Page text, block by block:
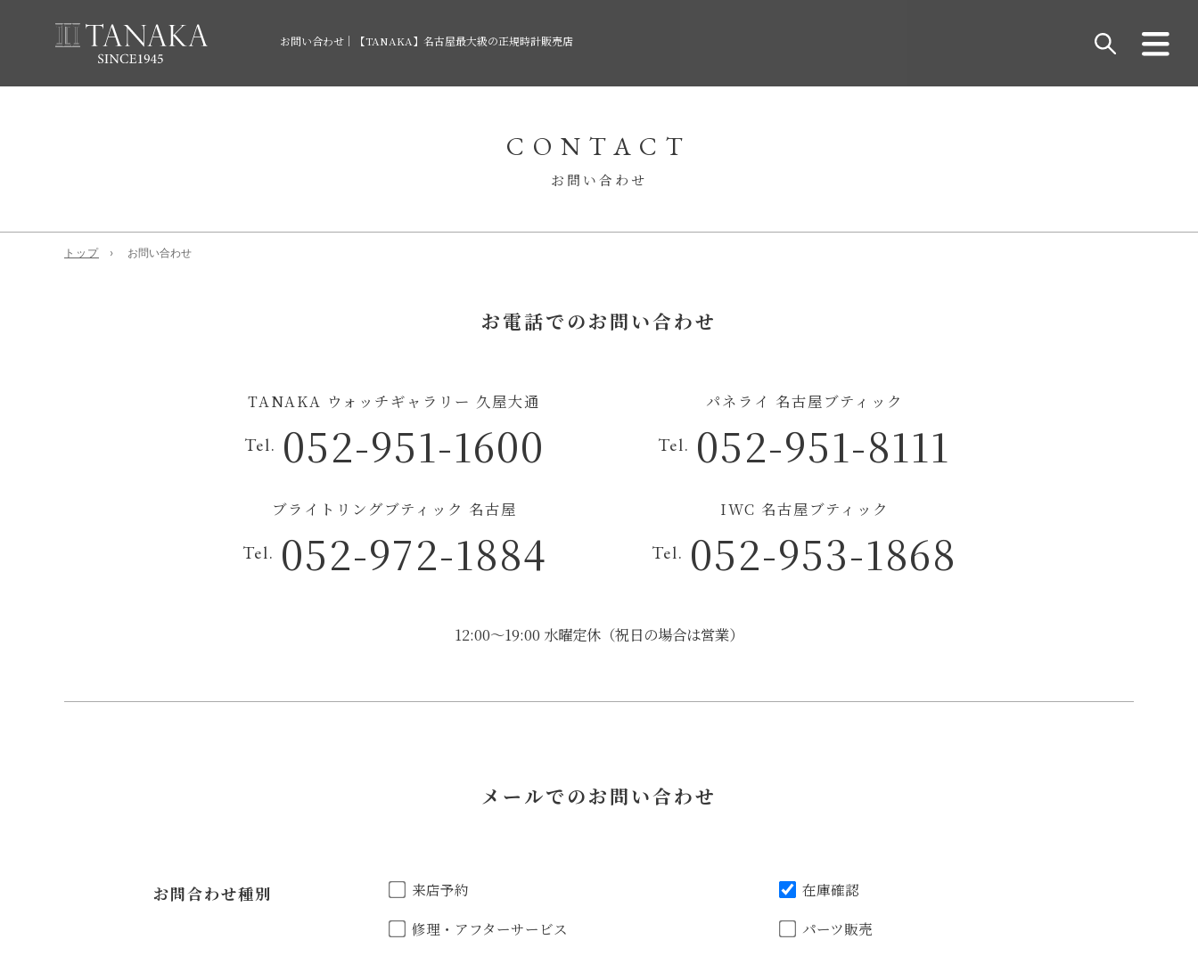
お問い合わせ｜【TANAKA】名古屋最大級の正規時計販売店
CONTACT
お問い合わせ
トップ お問い合わせ
お電話でのお問い合わせ
TANAKA ウォッチギャラリー 久屋大通
Tel. 052-951-1600
パネライ 名古屋ブティック
Tel. 052-951-8111
ブライトリングブティック 名古屋
Tel. 052-972-1884
IWC 名古屋ブティック
Tel. 052-953-1868
12:00～19:00 水曜定休（祝日の場合は営業）
メールでのお問い合わせ
お問合わせ種別 来店予約
在庫確認
修理・アフターサービス
パーツ販売